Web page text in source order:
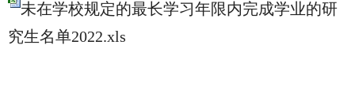
未在学校规定的最长学习年限内完成学业的研
究生名单2022.xls